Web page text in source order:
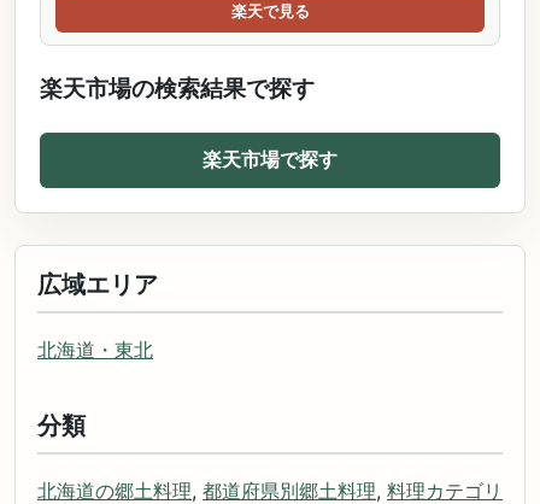
楽天で見る
楽天市場の検索結果で探す
楽天市場で探す
広域エリア
北海道・東北
分類
北海道の郷土料理, 都道府県別郷土料理, 料理カテゴリ